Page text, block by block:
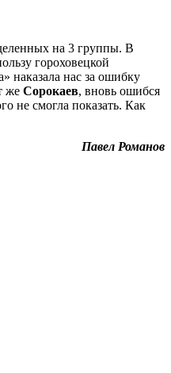
на 3 группы. В
гороховецкой
наказала нас за ошибку
же Сорокаев, вновь ошибся
не смогла показать. Как
Павел Романов